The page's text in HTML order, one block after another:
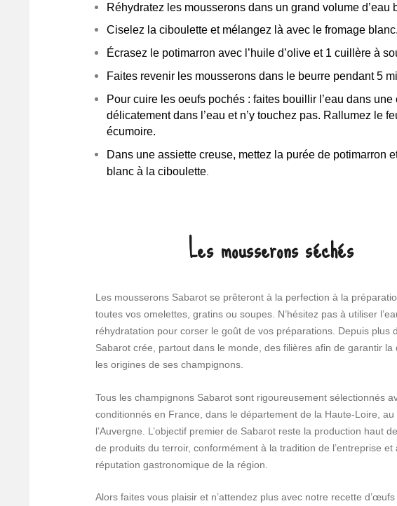
Réhydratez les mousserons dans un grand volume
Ciselez la ciboulette et mélangez là avec le fromage
Écrasez le potimarron avec l’huile d’olive et 1 cuillère à
Faites revenir les mousserons dans le beurre pendant 5
Pour cuire les oeufs pochés : faites bouillir l’eau dans
délicatement dans l’eau et n’y touchez pas. Rallumez le
écumoire.
Dans une assiette creuse, mettez la purée de potimarron
blanc à la ciboulette
Les mousserons séchés
Les mousserons Sabarot se prêteront à la perfection à la
toutes vos omelettes, gratins ou soupes. N’hésitez pas à utiliser
réhydratation pour corser le goût de vos préparations. Depuis plus
Sabarot crée, partout dans le monde, des filières afin de garantir la
les origines de ses champignons.
Tous les champignons Sabarot sont rigoureusement sélectionnés
conditionnés en France, dans le département de la Haute-Loire,
l’Auvergne. L’objectif premier de Sabarot reste la production haut
de produits du terroir, conformément à la tradition de l’entreprise et
réputation gastronomique de la région.
Alors faites vous plaisir et n’attendez plus avec notre recette